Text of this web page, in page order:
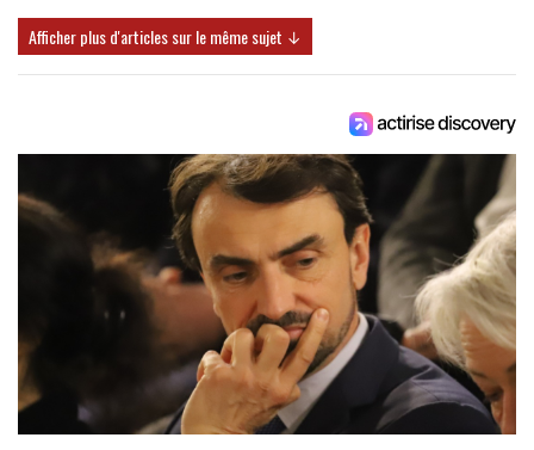
Afficher plus d'articles sur le même sujet ↓